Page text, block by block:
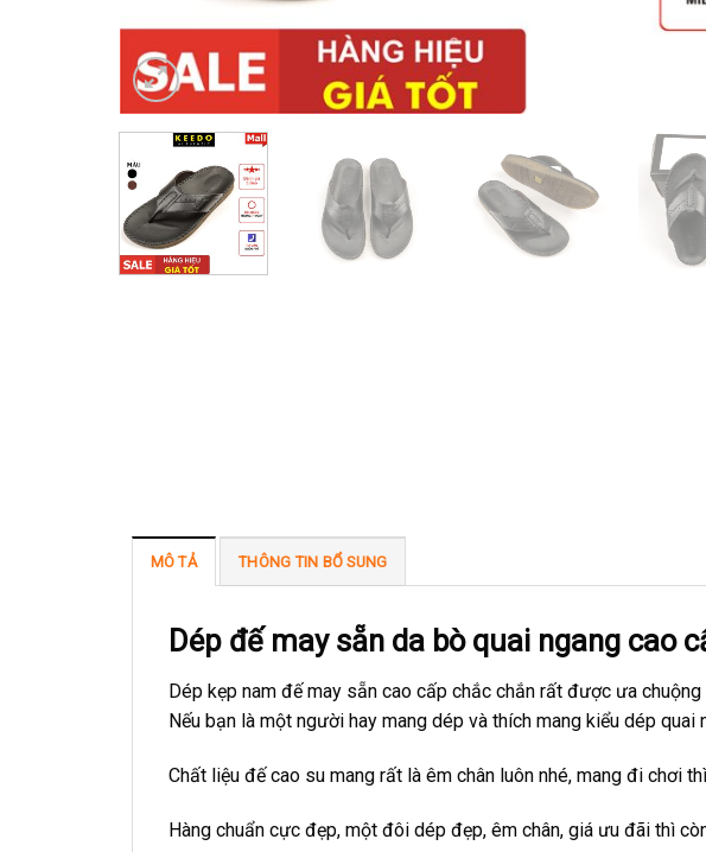
MÔ TẢ THÔNG TIN BỔ SUNG
Dép đế may sẵn da bò quai ngang cao
Dép kẹp nam đế may sẵn cao cấp chắc chắn rất được ưa
Nếu bạn là một người hay mang dép và thích mang kiểu dép
Chất liệu đế cao su mang rất là êm chân luôn nhé, mang đi chơi
Hàng chuẩn cực đẹp, một đôi dép đẹp, êm chân, giá ưu đãi thì